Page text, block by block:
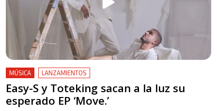
MÚSICA LANZAMIENTOS
Easy-S y Toteking sacan a la luz su
esperado EP ‘Move.’